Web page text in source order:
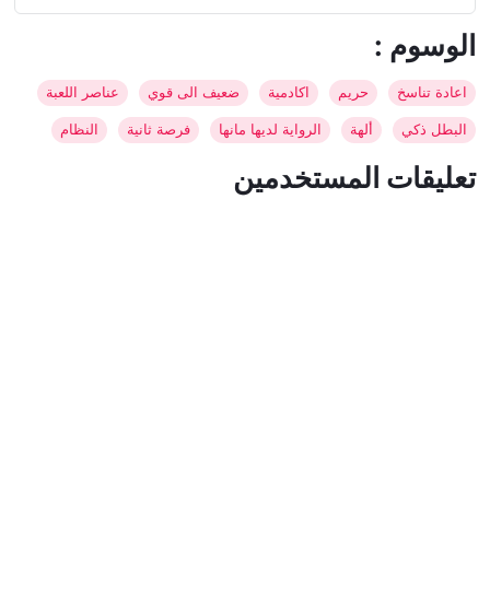
: الوسوم
اعادة تناسخ حريم اكادمية ضعيف الى قوي عناصر اللعبة
البطل ذكي ألهة الرواية لديها مانها فرصة ثانية النظام
تعليقات المستخدمين